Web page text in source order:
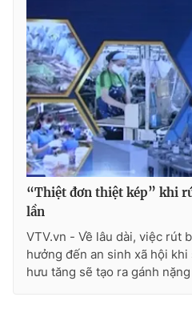
“Thiệt đơn thiệt kép” khi
lần
VTV.vn - Về lâu dài, việc rút
hưởng đến an sinh xã hội
hưu tăng sẽ tạo ra gánh